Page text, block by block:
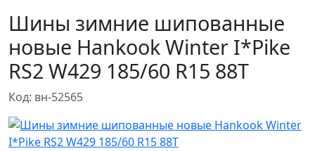
Шины зимние шипованные
новые Hankook Winter I*Pike
RS2 W429 185/60 R15 88T
Код: вн-52565